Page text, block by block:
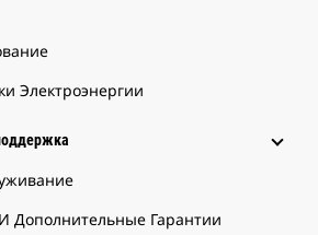
Электроэнергии
Дополнительные Гарантии